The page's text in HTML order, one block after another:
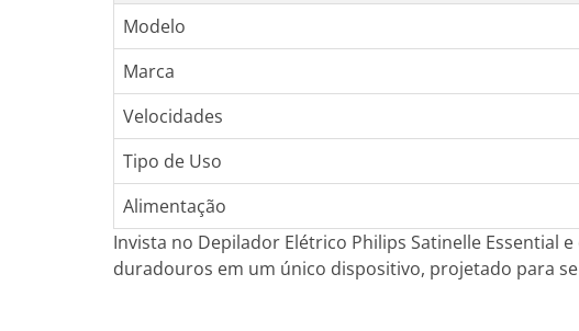
Modelo
Marca
Velocidades
Tipo de Uso
Alimentação
Invista no Depilador Elétrico Philips Satinelle Essential
duradouros em um único dispositivo, projetado para